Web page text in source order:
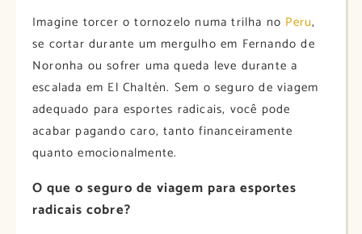
Imagine torcer o tornozelo numa trilha no Peru,
se cortar durante um mergulho em Fernando de
Noronha ou sofrer uma queda leve durante a
escalada em El Chaltén. Sem o seguro de viagem
adequado para esportes radicais, você pode
acabar pagando caro, tanto financeiramente
quanto emocionalmente.
O que o seguro de viagem para esportes
radicais cobre?